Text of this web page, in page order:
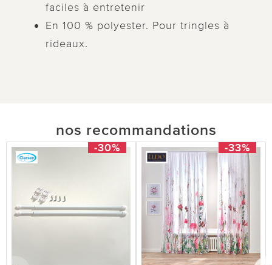
faciles à entretenir
En 100 % polyester. Pour tringles à
rideaux.
nos recommandations
-30% -33%